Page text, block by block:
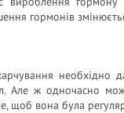
гормонів
необхідно
Але ж одночасно
щоб вона була